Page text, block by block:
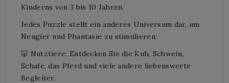
Kinderns von 3 bis 10 Jahren.
Jedes Puzzle stellt ein anderes Universum dar, um
Neugier und Phantasie zu stimulieren:
🐷 Nutztiere: Entdecken Sie die Kuh, Schwein,
Schafe, das Pferd und viele andere liebenswerte
Begleiter.